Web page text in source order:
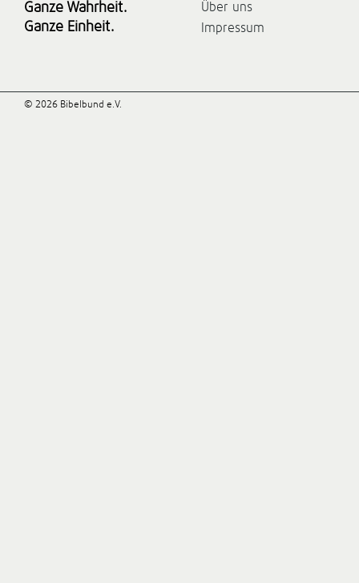
Ganze Wahrheit.
Ganze Einheit.
Über uns
Impressum
© 2026 Bibelbund e.V.